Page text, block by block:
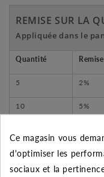
REMISE SUR LA
Appliquée dans le
Quantité Remise
5 2%
10 5%
Ce magasin vous
d'optimiser les
sociaux et la